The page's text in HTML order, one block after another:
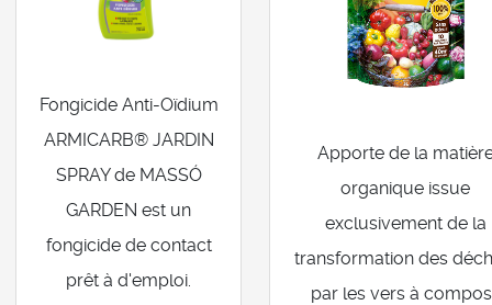
Fongicide Anti-Oïdium
ARMICARB® JARDIN
SPRAY de MASSÓ
GARDEN est un
fongicide de contact
prêt à d'emploi.
Apporte de la
organique issue
exclusivement de la
transformation des
par les vers à